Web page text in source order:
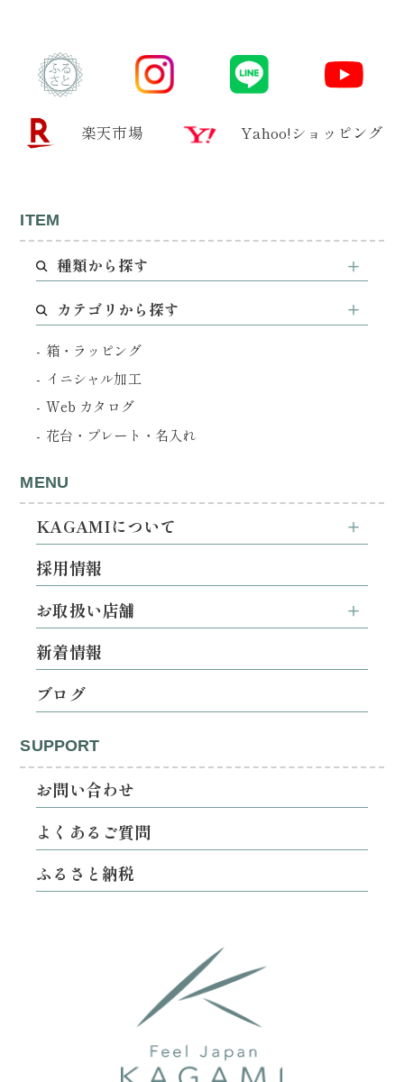
楽天市場 Yahoo!ショッピング
ITEM
種類から探す
カテゴリから探す
箱・ラッピング
イニシャル加工
Web カタログ
花台・プレート・名入れ
MENU
KAGAMIについて
採用情報
お取扱い店舗
新着情報
ブログ
SUPPORT
お問い合わせ
よくあるご質問
ふるさと納税